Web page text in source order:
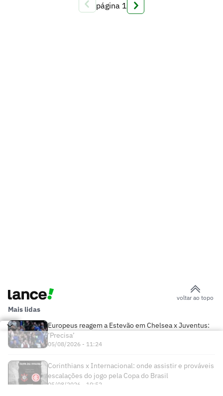
página 1
voltar ao topo
Mais lidas
Europeus reagem a Estevão em Chelsea x Juventus:
‘Precisa’
05/08/2026 - 11:24
Corinthians x Internacional: onde assistir e prováveis
escalações do jogo pela Copa do Brasil
05/08/2026 - 10:52